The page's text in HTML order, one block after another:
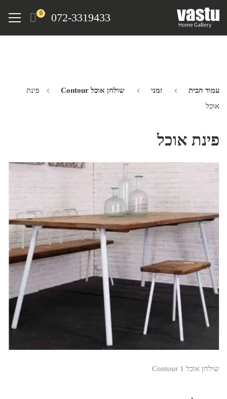
072-3319433
0
Menu
עמוד הבית זמני שולחן אוכל Contour
פינת
אוכל
פינת אוכל
שולחן אוכל Contour 1